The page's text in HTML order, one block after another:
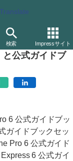
Translate
検索 Impressサイト
フトウェア フェー
公式ガイドブ
6 公式ガイドブッ
ガイドブックセッ
Pro 6 公式ガイド
6 公式ガイ